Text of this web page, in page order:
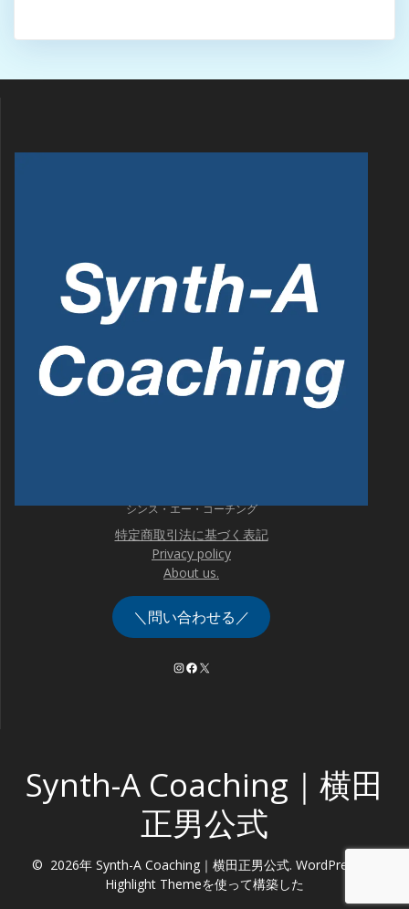
シンス・エー・コーチング
特定商取引法に基づく表記
Privacy policy
About us.
＼問い合わせる／
Instagram
Facebook
X
Synth-A Coaching｜横田
正男公式
© 2026年 Synth-A Coaching｜横田正男公式. WordPress と
Highlight Themeを使って構築した